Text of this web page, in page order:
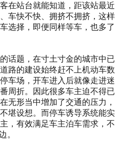
在站台就能知道，距该站最近
车快不快、拥挤不拥挤，这样
选择，即便同样等车，也多了
题，在寸土寸金的城市中已
路的建设始终赶不上机动车数
车场，开车进入后就像走进迷
周折。因此很多车主迫不得已
无形当中增加了交通的压力，
堪设想。而停车诱导系统能实
，有效满足车主泊车需求，不
。